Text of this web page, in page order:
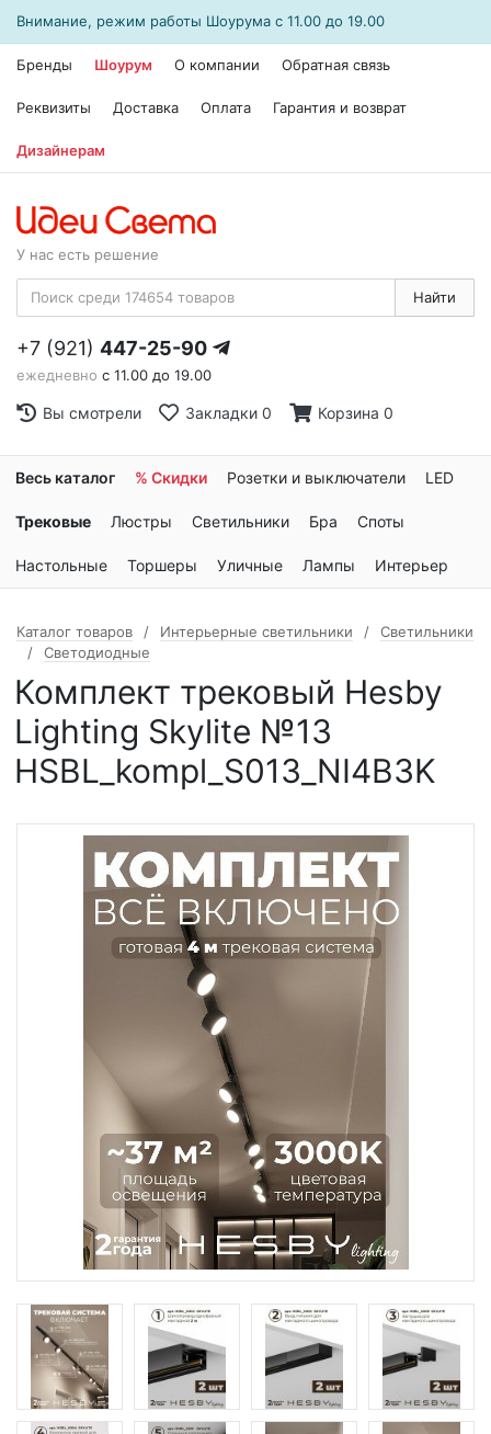
Внимание, режим работы Шоурума с 11.00 до 19.00
Бренды Шоурум О компании Обратная связь
Реквизиты Доставка Оплата Гарантия и возврат
Дизайнерам
У нас есть решение
Найти
+7 (921) 447-25-90
ежедневно с 11.00 до 19.00
Вы смотрели Закладки 0 Корзина 0
Весь каталог % Скидки Розетки и выключатели LED
Трековые Люстры Светильники Бра Споты
Настольные Торшеры Уличные Лампы Интерьер
Каталог товаров Интерьерные светильники
Светильники
Светодиодные
Комплект трековый Hesby
Lighting Skylite №13
HSBL_kompl_S013_NI4B3K